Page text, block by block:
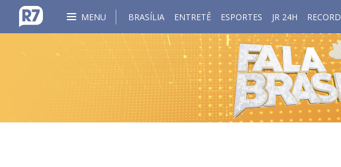
MENU BRASÍLIA ENTRETÊ ESPORTES JR 24H RECORD